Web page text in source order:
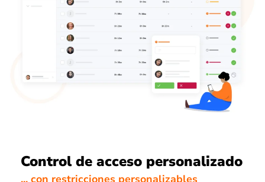
Control de acceso personalizado